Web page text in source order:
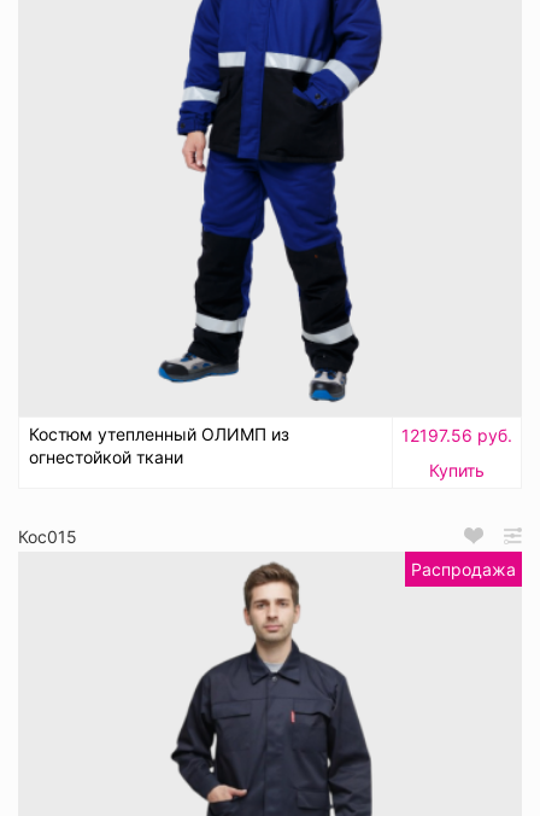
Костюм утепленный ОЛИМП из
огнестойкой ткани
12197.56 руб.
Купить
Кос015
Распродажа